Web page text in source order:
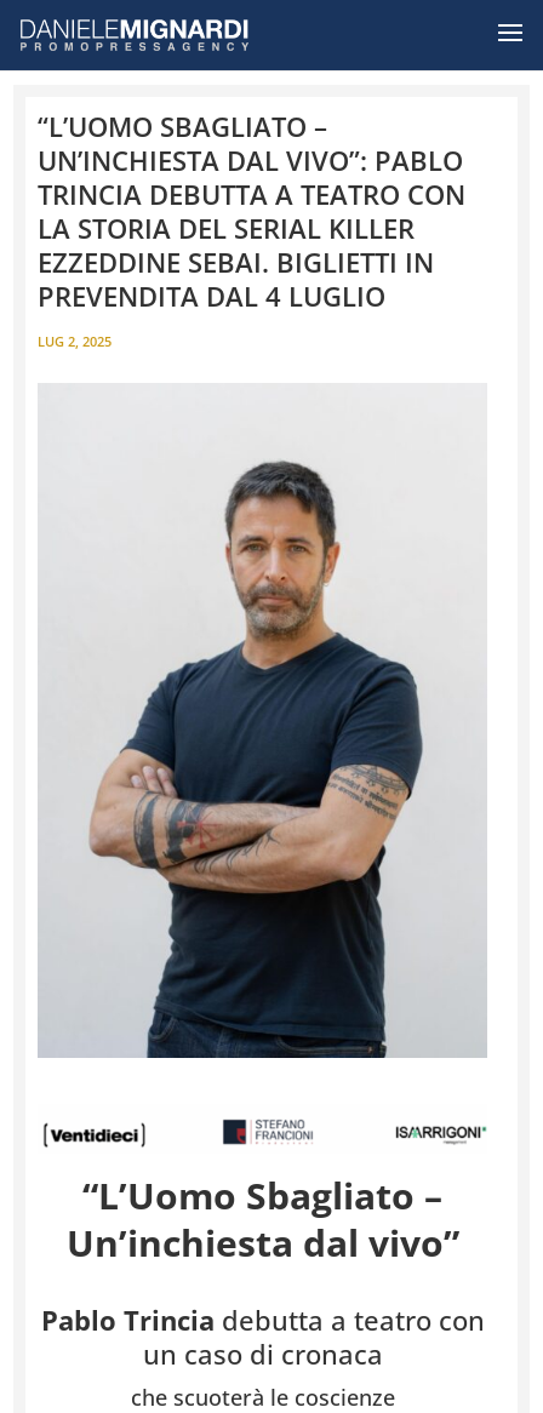
“L’UOMO SBAGLIATO –
UN’INCHIESTA DAL VIVO”: PABLO
TRINCIA DEBUTTA A TEATRO CON
LA STORIA DEL SERIAL KILLER
EZZEDDINE SEBAI. BIGLIETTI IN
PREVENDITA DAL 4 LUGLIO
LUG 2, 2025
“L’Uomo Sbagliato –
Un’inchiesta dal vivo”
Pablo Trincia debutta a teatro con
un caso di cronaca
che scuoterà le coscienze